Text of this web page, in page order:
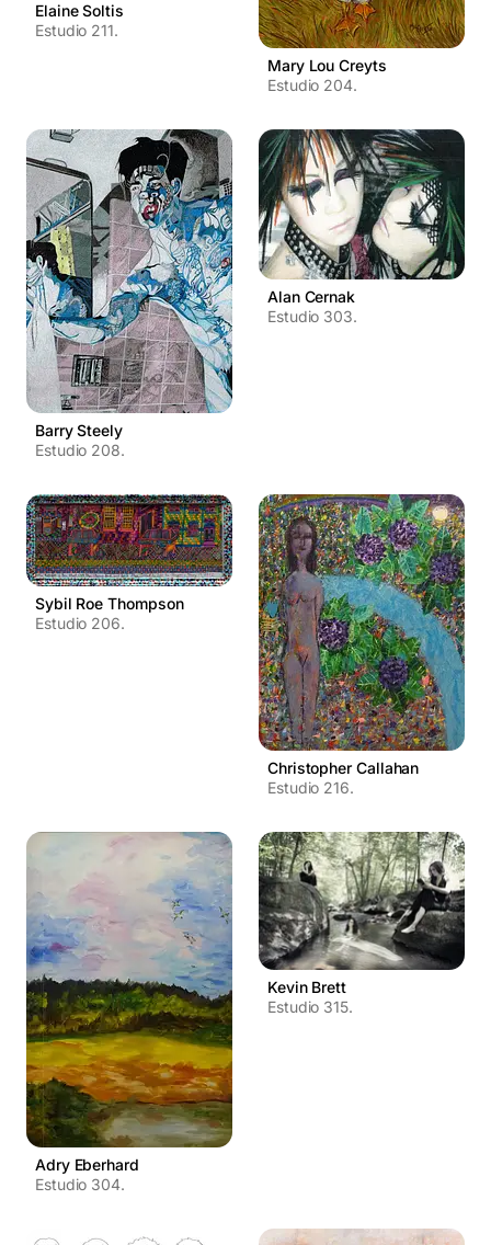
Elaine Soltis
Estudio 211.
Mary Lou Creyts
Estudio 204.
Barry Steely
Estudio 208.
Alan Cernak
Estudio 303.
Sybil Roe Thompson
Estudio 206.
Christopher Callahan
Estudio 216.
Adry Eberhard
Estudio 304.
Kevin Brett
Estudio 315.